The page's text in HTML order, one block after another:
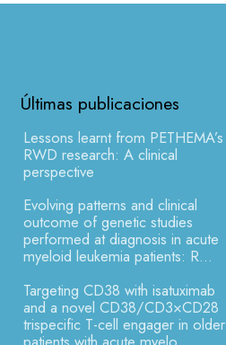
Últimas publicaciones
Lessons learnt from PETHEMA’s
RWD research: A clinical
perspective
Evolving patterns and clinical
outcome of genetic studies
performed at diagnosis in acute
myeloid leukemia patients: R...
Targeting CD38 with isatuximab
and a novel CD38/CD3×CD28
trispecific T-cell engager in older